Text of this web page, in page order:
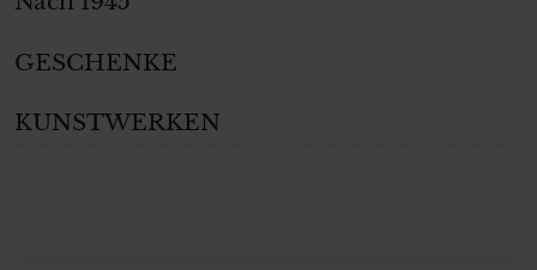
GESCHENKE
KUNSTWERKEN